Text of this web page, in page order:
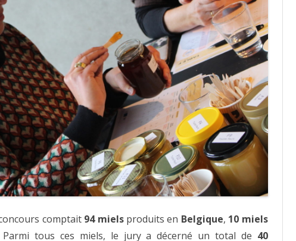
comptait 94 mielsproduits en Belgique, 10 miels
Parmi tous ces miels, le jury a décerné un total de 40